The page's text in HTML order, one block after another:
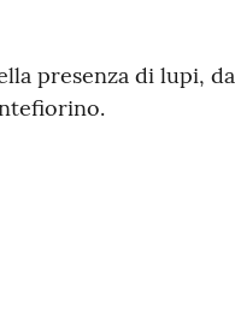
presenza di lupi, da